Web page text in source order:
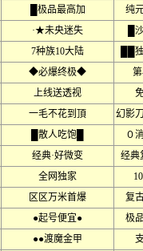
█极品最高加
纯
·★未央迷失
█
7种族10大陆
██
◆必爆终极◆
上线送透视
一毛不花到頂
幻影
█散人吃饱█
０
经典·好微变
经典
全网独家
区区万米首爆
复
●起号便宜●
极
●●渡魔金甲